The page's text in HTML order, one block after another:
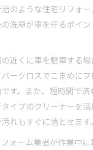
のような住宅リフォ
洗車が車を守るポイ
近くに車を駐車する
ークロスでこまめに
す。また、短時間で済
イプのクリーナーを
れもすぐに落とせます。
ォーム業者が作業中